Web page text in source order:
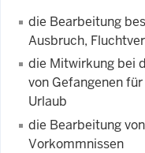
die Bearbeitung
Ausbruch,
die Mitwirkung bei
von Gefangenen
Urlaub
die Bearbeitung
Vorkommnissen